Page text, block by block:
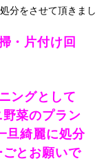
分をさせて頂きまし
・片付け回
ングとして
菜のプラン
旦綺麗に処分
とお願いで